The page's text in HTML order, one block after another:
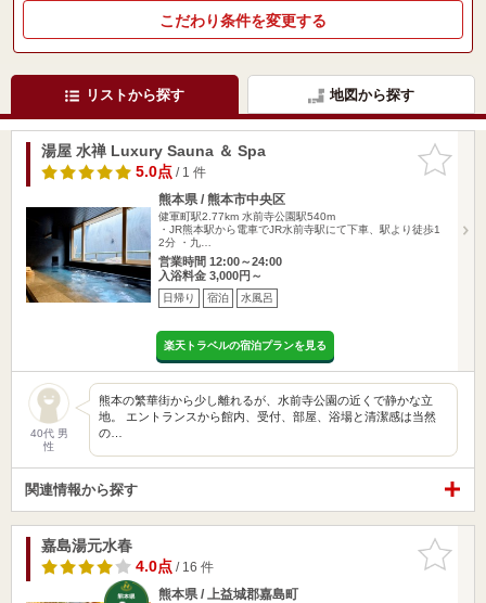
こだわり条件を変更する
リストから探す 地図から探す
お気に入
りに追加
湯屋 水禅 Luxury Sauna ＆ Spa
5.0点/ 1 件
熊本県 / 熊本市中央区
健軍町駅2.77km 水前寺公園駅540m
・JR熊本駅から電車でJR水前寺駅にて下車、駅より徒歩1
2分 ・九…
営業時間 12:00～24:00
入浴料金 3,000円～
日帰り 宿泊 水風呂
楽天トラベルの宿泊プランを見る
40代 男
性
熊本の繁華街から少し離れるが、水前寺公園の近くで静かな立
地。 エントランスから館内、受付、部屋、浴場と清潔感は当然
の…
関連情報から探す
お気に入
りに追加
嘉島湯元水春
4.0点/ 16 件
熊本県 / 上益城郡嘉島町